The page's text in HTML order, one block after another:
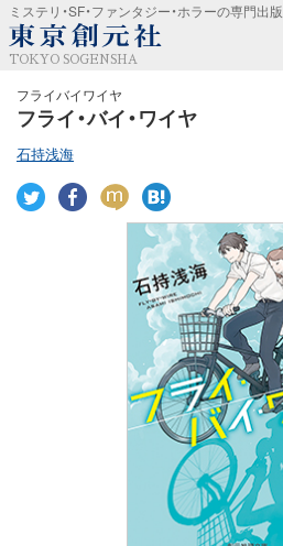
ミステリ・SF・ファンタジー・ホラーの専門出版
TOKYO SOGENSHA
フライバイワイヤ
フライ・バイ・ワイヤ
石持浅海